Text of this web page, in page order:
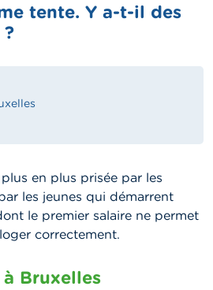
tente. Y a-t-il des
en plus prisée par les
les jeunes qui démarrent
le premier salaire ne permet
correctement.
Bruxelles